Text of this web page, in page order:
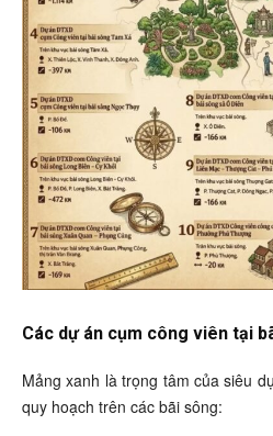
Các dự án cụm công viên tại
Mảng xanh là trọng tâm của siêu
quy hoạch trên các bãi sông: